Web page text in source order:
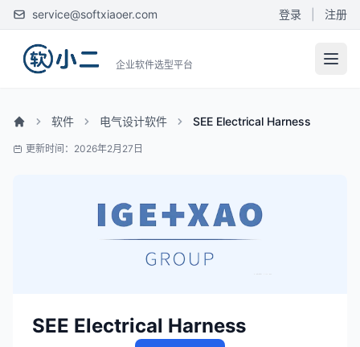
service@softxiaoer.com 登录 注册
企业软件选型平台
软件 电气设计软件 SEE Electrical Harness
更新时间：2026年2月27日
SEE Electrical Harness